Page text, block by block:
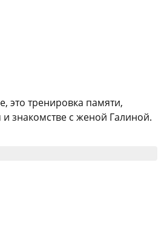
это тренировка памяти,
знакомстве с женой Галиной.